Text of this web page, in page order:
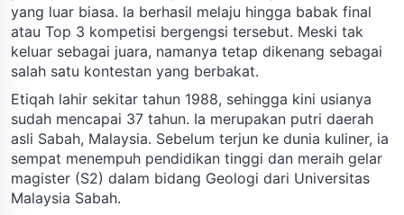
yang luar biasa. Ia berhasil melaju hingga babak final
atau Top 3 kompetisi bergengsi tersebut. Meski tak
keluar sebagai juara, namanya tetap dikenang sebagai
salah satu kontestan yang berbakat.
Etiqah lahir sekitar tahun 1988, sehingga kini usianya
sudah mencapai 37 tahun. Ia merupakan putri daerah
asli Sabah, Malaysia. Sebelum terjun ke dunia kuliner, ia
sempat menempuh pendidikan tinggi dan meraih gelar
magister (S2) dalam bidang Geologi dari Universitas
Malaysia Sabah.